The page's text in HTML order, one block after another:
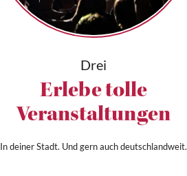
Drei
Erlebe tolle
Veranstaltungen
In deiner Stadt. Und gern auch deutschlandweit.